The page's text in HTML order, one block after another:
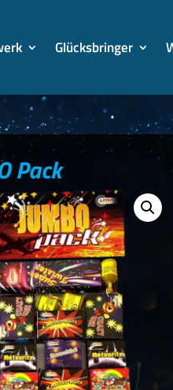
Glücksbringer
Pack